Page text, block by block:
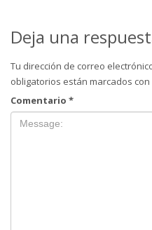
Deja una
Tu dirección de correo
obligatorios están marcados con
Comentario *